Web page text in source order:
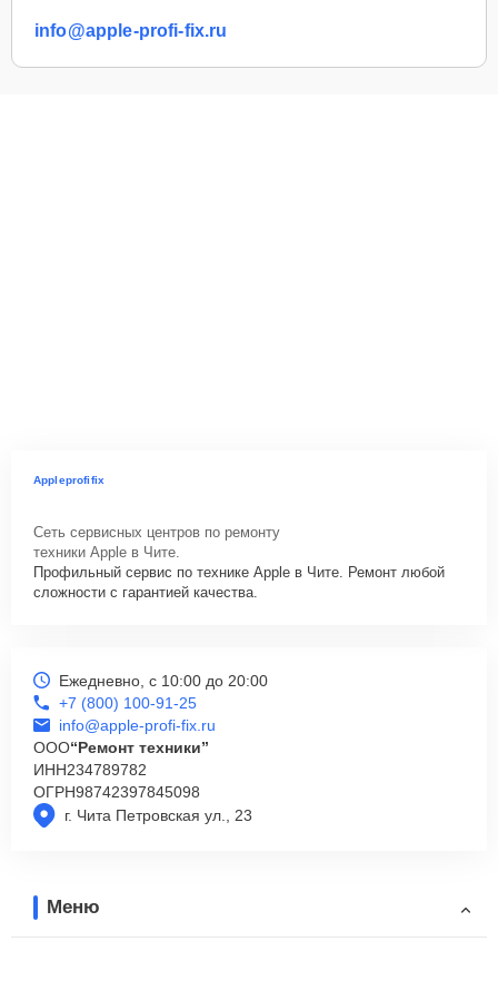
info@apple-profi-fix.ru
Appleprofifix
Сеть сервисных центров по ремонту
техники Apple в Чите.
Профильный сервис по технике Apple в Чите. Ремонт любой
сложности с гарантией качества.
г. Чита Петровская ул., 23
Ежедневно, с 10:00 до 20:00
+7 (800) 100-91-25
info@apple-profi-fix.ru
ООО“Ремонт техники”
ИНН234789782
ОГРН98742397845098
Меню